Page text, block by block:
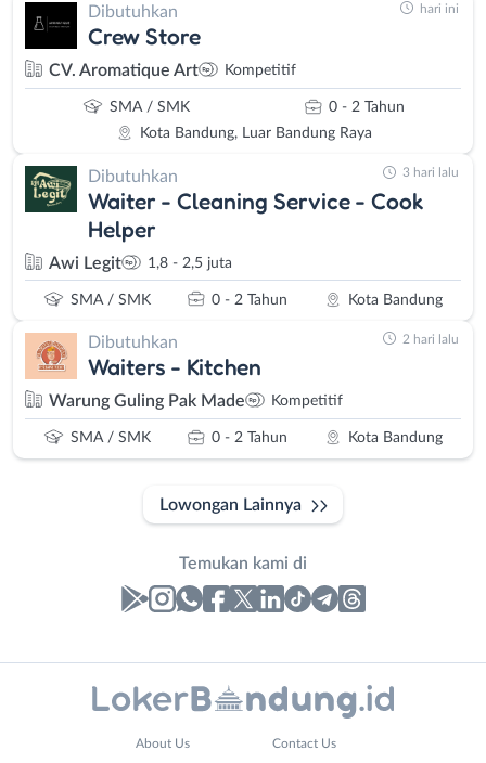
Dibutuhkan
Crew Store
CV. Aromatique Art Kompetitif
SMA / SMK
0 - 2 Tahun
Kota Bandung, Luar Bandung Raya
hari ini
Dibutuhkan
Waiter - Cleaning Service - Cook
Helper
Awi Legit 1,8 - 2,5 juta
SMA / SMK 0 - 2 Tahun Kota Bandung
3 hari lalu
Dibutuhkan
Waiters - Kitchen
Warung Guling Pak Made Kompetitif
SMA / SMK 0 - 2 Tahun Kota Bandung
2 hari lalu
Lowongan Lainnya
Temukan kami di
Lowongan
About Us Contact Us